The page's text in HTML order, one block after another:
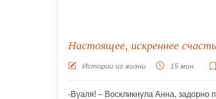
Настоящее, искреннее
Истории из жизни 15 мин.
-Вуаля! – Воскликнула Анна, задорно